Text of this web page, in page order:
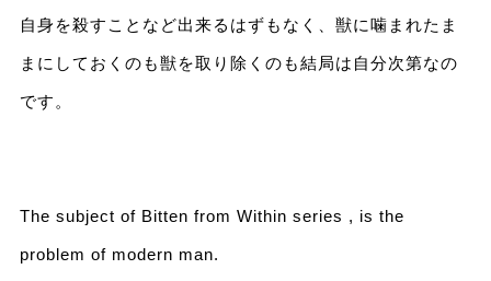
自身を殺すことなど出来るはずもなく、獣に噛まれたま
まにしておくのも獣を取り除くのも結局は自分次第なの
です。
The subject of Bitten from Within series , is the
problem of modern man.